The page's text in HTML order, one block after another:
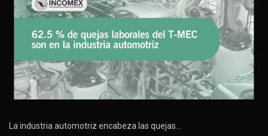
La industria automotriz encabeza las quejas…